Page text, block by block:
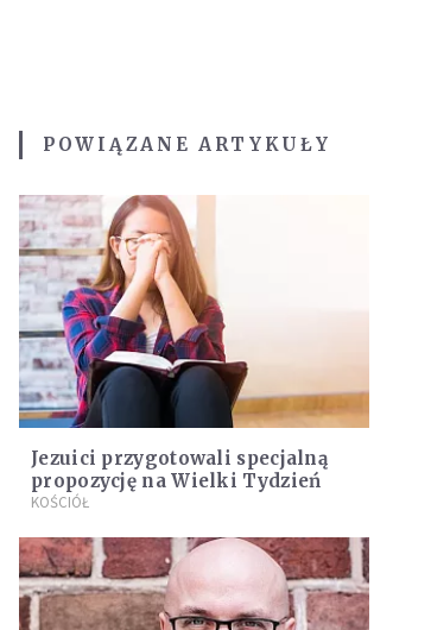
POWIĄZANE ARTYKUŁY
Jezuici przygotowali specjalną
propozycję na Wielki Tydzień
KOŚCIÓŁ